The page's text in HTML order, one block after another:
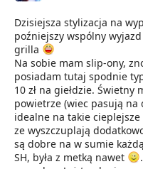
Dzisiejsza stylizacja na
poźniejszy wspólny
grilla
Na sobie mam slip-ony,
posiadam tutaj spodnie
10 zł na giełdzie. Świetny
powietrze (wiec pasują
idealne na takie
ze wyszczuplają
są dobre na w sumie
SH, była z metką nawet